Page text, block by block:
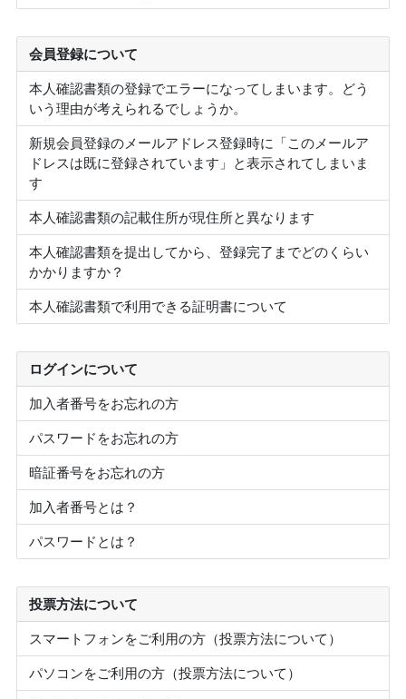
会員登録について
本人確認書類の登録でエラーになってしまいます。どう
いう理由が考えられるでしょうか。
新規会員登録のメールアドレス登録時に「このメールア
ドレスは既に登録されています」と表示されてしまいま
す
本人確認書類の記載住所が現住所と異なります
本人確認書類を提出してから、登録完了までどのくらい
かかりますか？
本人確認書類で利用できる証明書について
ログインについて
加入者番号をお忘れの方
パスワードをお忘れの方
暗証番号をお忘れの方
加入者番号とは？
パスワードとは？
投票方法について
スマートフォンをご利用の方（投票方法について）
パソコンをご利用の方（投票方法について）